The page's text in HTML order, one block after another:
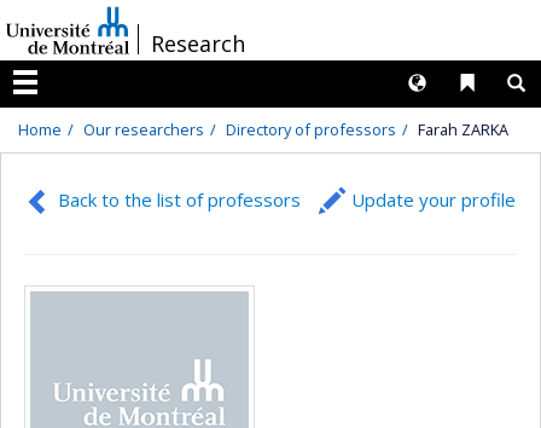
au
contenu
/Research
Menu
Liens
Langues
Home Our researchers Directory of professors Farah ZARKA
Back to the list of professors Update your profile